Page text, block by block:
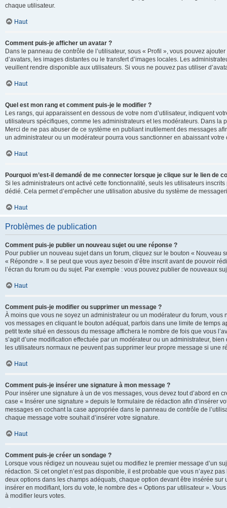
chaque utilisateur.
Haut
Comment puis-je afficher un avatar ?
Dans le panneau de contrôle de l’utilisateur, sous « Profil », vous pouvez
d’avatars, les images distantes ou le transfert d’images locales. Les
veuillent rendre disponible aux utilisateurs. Si vous ne pouvez pas utiliser
Haut
Quel est mon rang et comment puis-je le modifier ?
Les rangs, qui apparaissent en dessous de votre nom d’utilisateur, indiquent
utilisateurs spécifiques, comme les administrateurs et les modérateurs. Dans
Merci de ne pas abuser de ce système en publiant inutilement des messages
un administrateur ou un modérateur pourra vous sanctionner en abaissant votre
Haut
Pourquoi m’est-il demandé de me connecter lorsque je clique sur le lien de
Si les administrateurs ont activé cette fonctionnalité, seuls les utilisateurs
dédié. Cela permet d’empêcher une utilisation abusive du système de
Haut
Problèmes de publication
Comment puis-je publier un nouveau sujet ou une réponse ?
Pour publier un nouveau sujet dans un forum, cliquez sur le bouton «
« Répondre ». Il se peut que vous ayez besoin d’être inscrit avant de pouvoir
l’écran du forum ou du sujet. Par exemple : vous pouvez publier de nouveaux
Haut
Comment puis-je modifier ou supprimer un message ?
À moins que vous ne soyez un administrateur ou un modérateur du forum,
vos messages en cliquant le bouton adéquat, parfois dans une limite de temps
petit texte situé en dessous du message affichera le nombre de fois que vous
s’agit d’une modification effectuée par un modérateur ou un administrateur,
les utilisateurs normaux ne peuvent pas supprimer leur propre message si une
Haut
Comment puis-je insérer une signature à mon message ?
Pour insérer une signature à un de vos messages, vous devez tout d’abord en
case « Insérer une signature » depuis le formulaire de rédaction afin d’insérer
messages en cochant la case appropriée dans le panneau de contrôle de
chaque message votre souhait d’insérer votre signature.
Haut
Comment puis-je créer un sondage ?
Lorsque vous rédigez un nouveau sujet ou modifiez le premier message d’un
rédaction. Si cet onglet n’est pas disponible, il est probable que vous n’ayez
deux options dans les champs adéquats, chaque option devant être insérée
insérer en modifiant, lors du vote, le nombre des « Options par utilisateur ».
à modifier leurs votes.